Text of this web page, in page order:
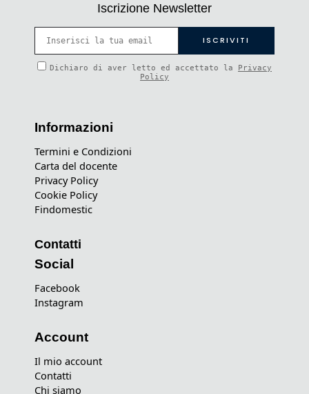
Iscrizione Newsletter
Dichiaro di aver letto ed accettato la
Privacy
Policy
Informazioni
Termini e Condizioni
Carta del docente
Privacy Policy
Cookie Policy
Findomestic
Contatti
Social
Facebook
Instagram
Account
Il mio account
Contatti
Chi siamo